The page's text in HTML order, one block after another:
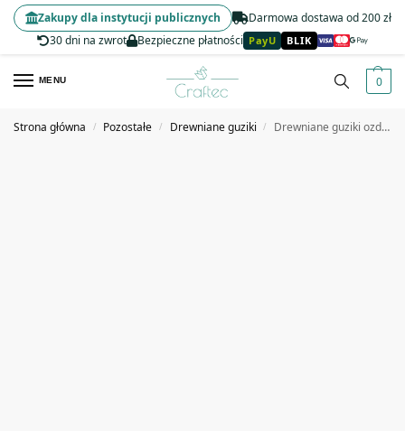
Darmowa dostawa od 200 zł
30 dni na zwrot
Bezpieczne płatności PayU BLIK
Zakupy dla instytucji publicznych
MENU 0
Strona główna / Pozostałe / Drewniane guziki / Drewniane guziki ozdobne do przyszycia decoupage Motyle 100 szt.